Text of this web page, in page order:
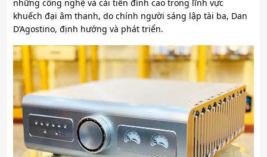
những công nghệ và cải tiến đỉnh cao trong lĩnh vực
khuếch đại âm thanh, do chính người sáng lập tài ba, Dan
D’Agostino, định hướng và phát triển.